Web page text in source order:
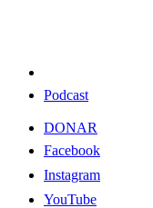
Podcast
DONAR
Facebook
Instagram
YouTube